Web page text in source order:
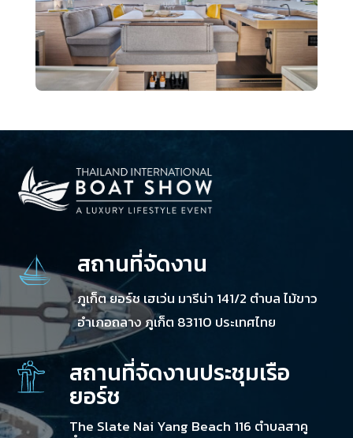
สถานที่จัดงาน
ภูเก็ต ยอร์ช เฮเว่น มารีน่า 141/2 ตำบล ไม้ขาว
อำเภอถลาง ภูเก็ต 83110 ประเทศไทย
สถานที่จัดงานประชุมเรือ
ยอร์ช
The Slate Nai Yang Beach 116 ตำบลสาคู